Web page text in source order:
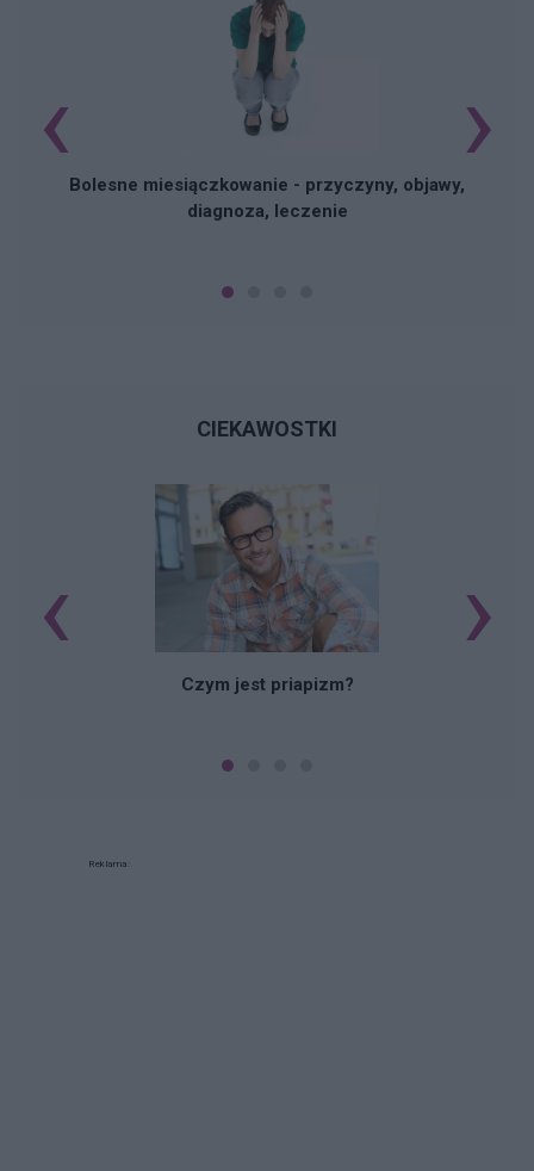
Bolesne miesiączkowanie - przyczyny, objawy,
diagnoza, leczenie
‹ ›
CIEKAWOSTKI
Czym jest priapizm?
‹ ›
Reklama: